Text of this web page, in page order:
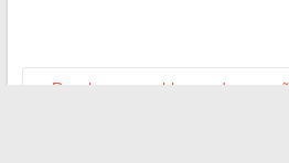
Resolver os problemas de